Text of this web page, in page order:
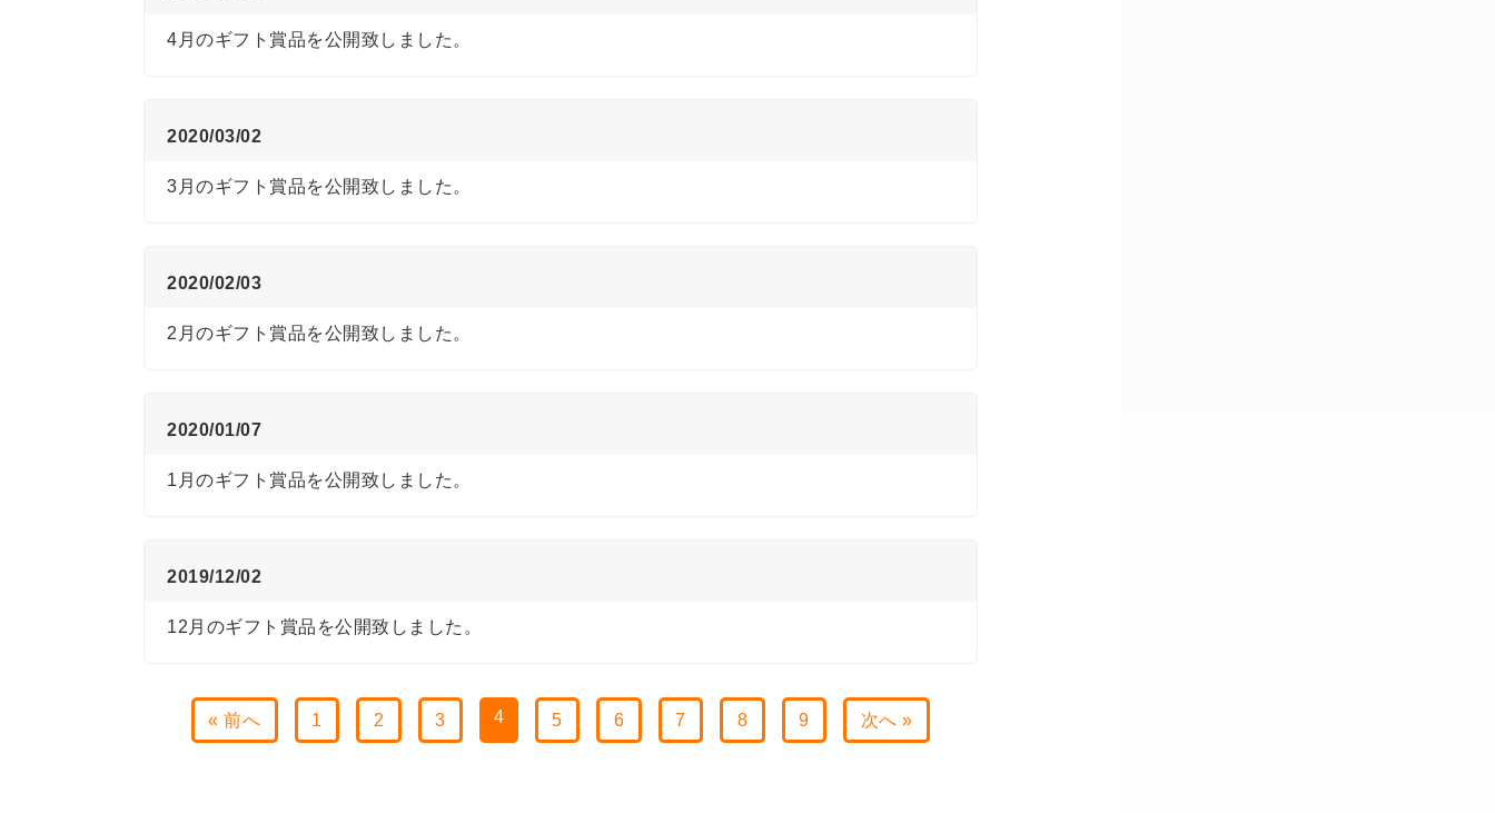
4月のギフト賞品を公開致しました。
2020/03/02
3月のギフト賞品を公開致しました。
2020/02/03
2月のギフト賞品を公開致しました。
2020/01/07
1月のギフト賞品を公開致しました。
2019/12/02
12月のギフト賞品を公開致しました。
« 前へ 1 2 3 4 5 6 7 8 9 次へ »